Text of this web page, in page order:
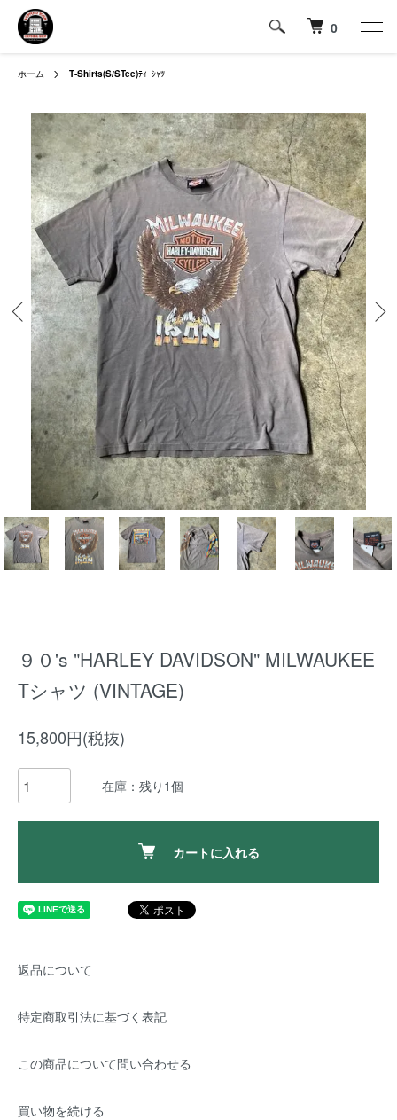
0
ホーム T-Shirts(S/STee)ﾃｨｰｼｬﾂ
９０'s "HARLEY DAVIDSON" MILWAUKEE
Tシャツ (VINTAGE)
15,800円(税抜)
在庫：残り1個
カートに入れる
返品について
特定商取引法に基づく表記
この商品について問い合わせる
買い物を続ける